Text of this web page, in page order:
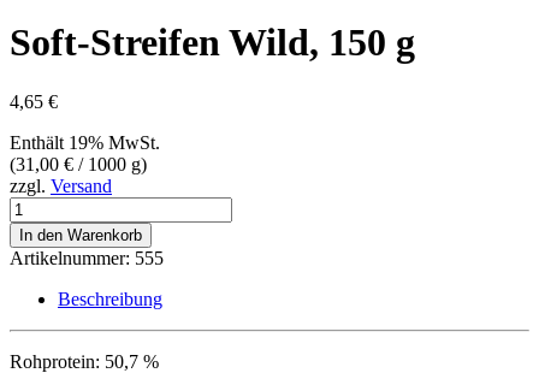
Soft-Streifen Wild, 150 g
4,65 €
Enthält 19% MwSt.
(31,00 € / 1000 g)
zzgl. Versand
Soft-
Streifen
Wild,
150
Menge
In den Warenkorb
Artikelnummer: 555
Beschreibung
Rohprotein: 50,7 %